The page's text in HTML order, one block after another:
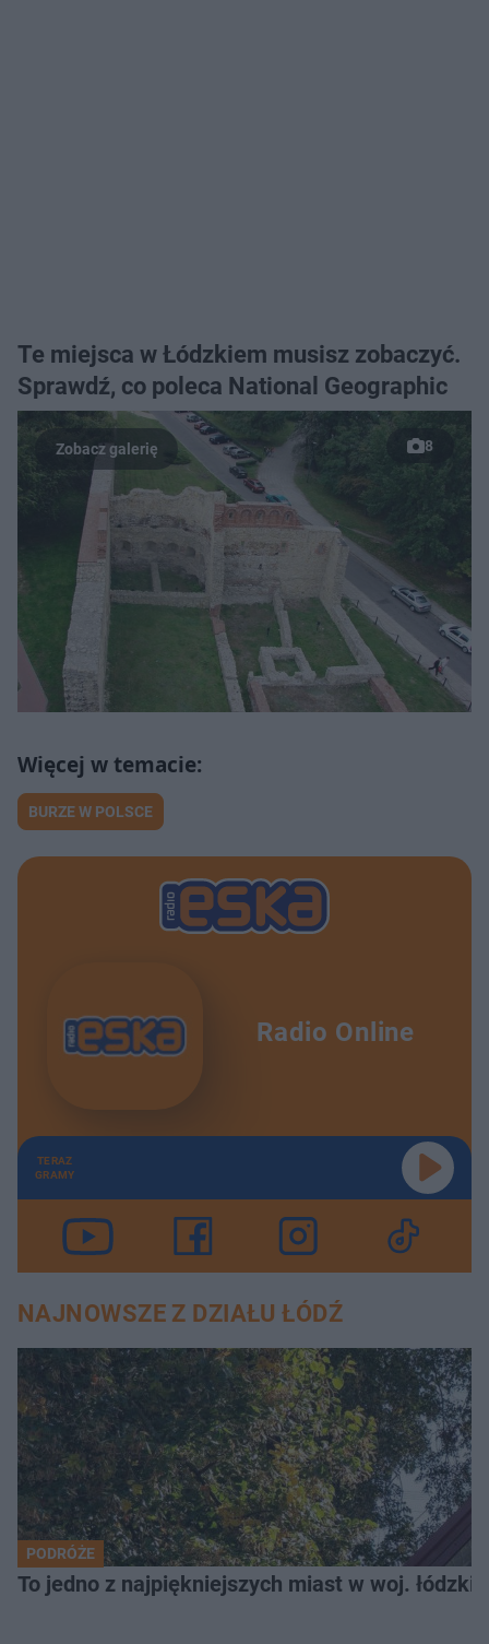
Te miejsca w Łódzkiem musisz zobaczyć.
Sprawdź, co poleca National Geographic
8
BURZE W POLSCE
Radio Online
TERAZ
GRAMY
NAJNOWSZE Z DZIAŁU ŁÓDŹ
PODRÓŻE
To jedno z najpiękniejszych miast w woj.